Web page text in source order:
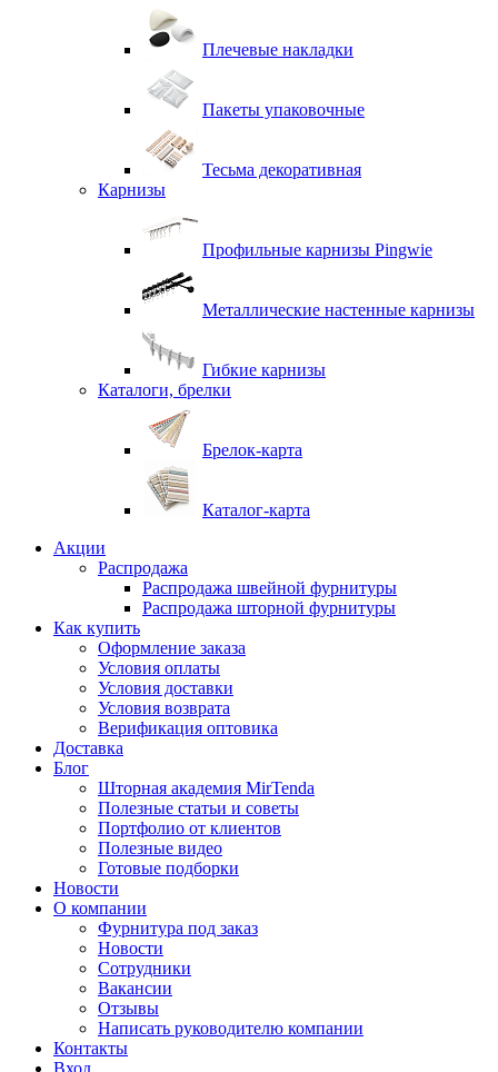
Плечевые накладки
Пакеты упаковочные
Тесьма декоративная
Карнизы
Профильные карнизы Pingwie
Металлические настенные карнизы
Гибкие карнизы
Каталоги, брелки
Брелок-карта
Каталог-карта
Акции
Распродажа
Распродажа швейной фурнитуры
Распродажа шторной фурнитуры
Как купить
Оформление заказа
Условия оплаты
Условия доставки
Условия возврата
Верификация оптовика
Доставка
Блог
Шторная академия MirTenda
Полезные статьи и советы
Портфолио от клиентов
Полезные видео
Готовые подборки
Новости
О компании
Фурнитура под заказ
Новости
Сотрудники
Вакансии
Отзывы
Написать руководителю компании
Контакты
Вход